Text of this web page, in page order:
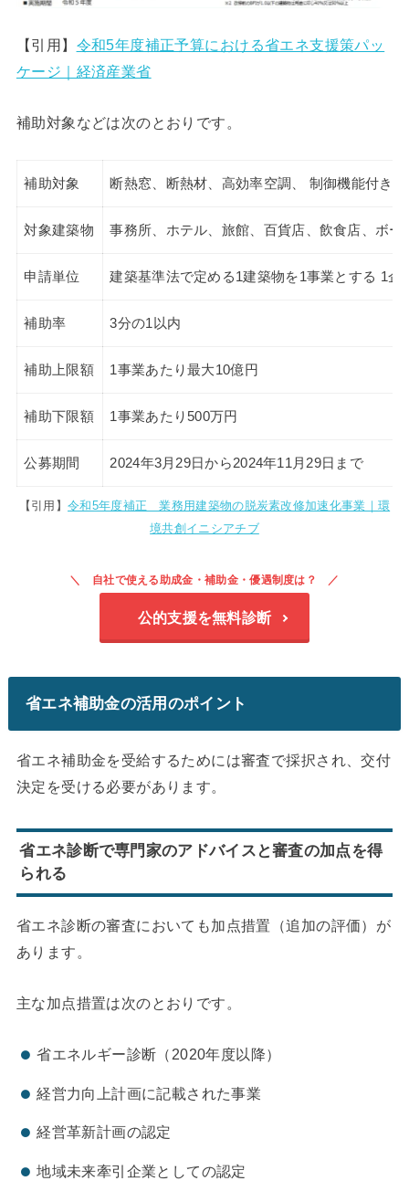
【引用】 令和5年度補正予算における省エネ支援策パッ
ケージ｜経済産業省
補助対象などは次のとおりです。
補助対象 断熱窓、断熱材、高効率空調、 制御機能付き
対象建築物 事務所、ホテル、旅館、百貨店、飲食店、ボ
申請単位 建築基準法で定める1建築物を1事業とする 1
補助率 3分の1以内
補助上限額 1事業あたり最大10億円
補助下限額 1事業あたり500万円
公募期間 2024年3月29日から2024年11月29日まで
【引用】令和5年度補正 業務用建築物の脱炭素改修加速化事業｜環
境共創イニシアチブ
自社で使える助成金・補助金・優遇制度は？
公的支援を無料診断
省エネ補助金の活用のポイント
省エネ補助金を受給するためには審査で採択され、交付
決定を受ける必要があります。
省エネ診断で専門家のアドバイスと審査の加点を得
られる
省エネ診断の審査においても加点措置（追加の評価）が
あります。
主な加点措置は次のとおりです。
省エネルギー診断（2020年度以降）
経営力向上計画に記載された事業
経営革新計画の認定
地域未来牽引企業としての認定